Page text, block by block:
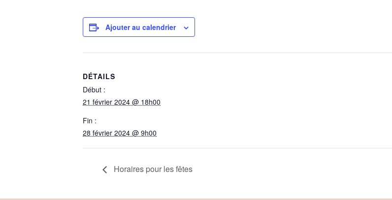
Ajouter au calendrier
DÉTAILS
Début :
21 février 2024 @ 18h00
Fin :
28 février 2024 @ 9h00
Horaires pour les fêtes